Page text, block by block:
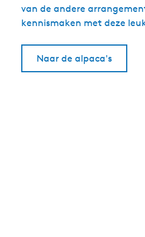
van de andere
kennismaken met deze
Naar de alpaca's